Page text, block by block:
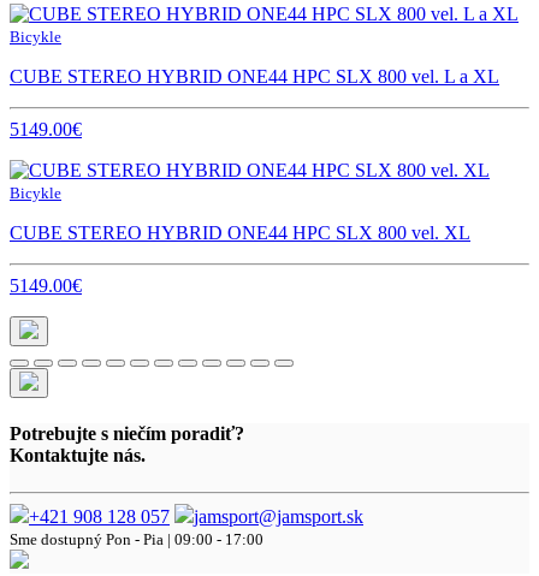
Bicykle
CUBE STEREO HYBRID ONE44 HPC SLX 800 vel. L a XL
5149.00€
Bicykle
CUBE STEREO HYBRID ONE44 HPC SLX 800 vel. XL
5149.00€
Potrebujte s niečím poradiť?
Kontaktujte nás.
+421 908 128 057 jamsport@jamsport.sk
Sme dostupný Pon - Pia | 09:00 - 17:00